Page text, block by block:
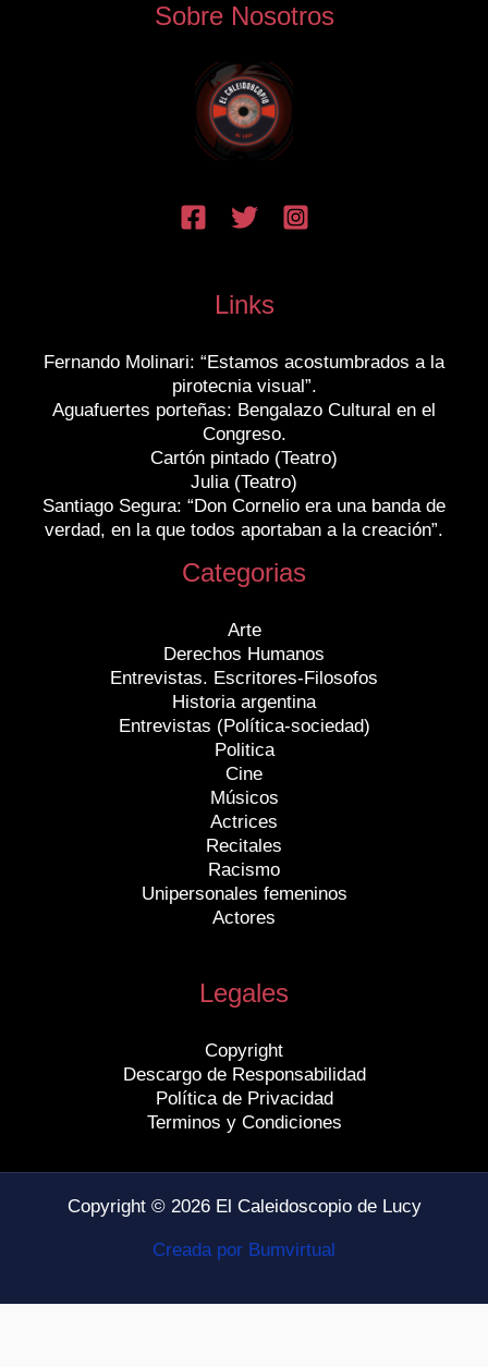
Sobre Nosotros
Links
Fernando Molinari: “Estamos acostumbrados a la
pirotecnia visual”.
Aguafuertes porteñas: Bengalazo Cultural en el
Congreso.
Cartón pintado (Teatro)
Julia (Teatro)
Santiago Segura: “Don Cornelio era una banda de
verdad, en la que todos aportaban a la creación”.
Categorias
Arte
Derechos Humanos
Entrevistas. Escritores-Filosofos
Historia argentina
Entrevistas (Política-sociedad)
Politica
Cine
Músicos
Actrices
Recitales
Racismo
Unipersonales femeninos
Actores
Legales
Copyright
Descargo de Responsabilidad
Política de Privacidad
Terminos y Condiciones
Copyright © 2026 El Caleidoscopio de Lucy
Creada por Bumvirtual